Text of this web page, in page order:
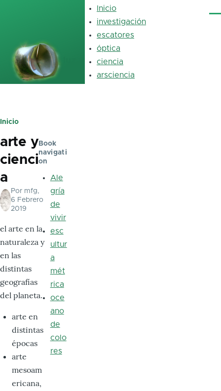
Pasar al contenido principal
Main
navigation
Inicio
investigación
escatores
óptica
ciencia
arsciencia
Ruta
de
navegación
Inicio
arte y
cienci
a
Por mfg,
6 Febrero
2019
el arte en la
naturaleza y
en las
distintas
geografías
del planeta.
arte en
distintas
épocas
arte
mesoam
ericana,
Book
navigati
on
Ale
gría
de
vivir
esc
ultur
a
mét
rica
oce
ano
de
colo
res